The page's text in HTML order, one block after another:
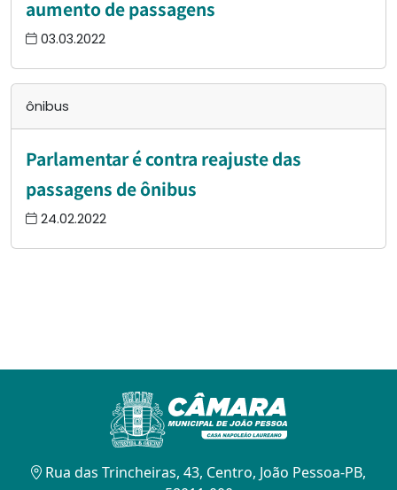
aumento de passagens
03.03.2022
ônibus
Parlamentar é contra reajuste das
passagens de ônibus
24.02.2022
Rua das Trincheiras, 43, Centro, João Pessoa-PB,